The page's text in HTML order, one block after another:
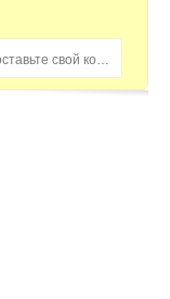
Домохозяйка, пожалуйста, оставьте свой комментарий...